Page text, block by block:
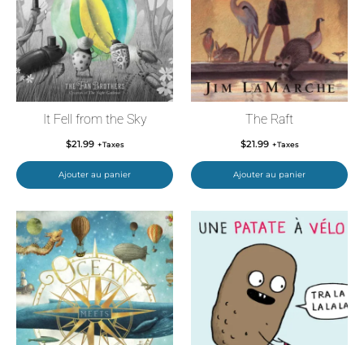
It Fell from the Sky
$21.99 +Taxes
Ajouter au panier
The Raft
$21.99 +Taxes
Ajouter au panier